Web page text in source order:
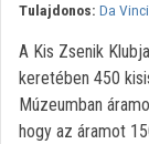
Tulajdonos: Da
A Kis Zsenik
keretében 450
Múzeumban
hogy az áramot